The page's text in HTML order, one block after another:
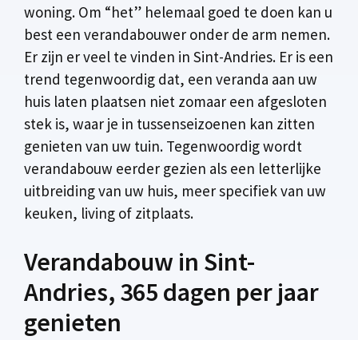
woning. Om “het” helemaal goed te doen kan u
best een verandabouwer onder de arm nemen.
Er zijn er veel te vinden in Sint-Andries. Er is een
trend tegenwoordig dat, een veranda aan uw
huis laten plaatsen niet zomaar een afgesloten
stek is, waar je in tussenseizoenen kan zitten
genieten van uw tuin. Tegenwoordig wordt
verandabouw eerder gezien als een letterlijke
uitbreiding van uw huis, meer specifiek van uw
keuken, living of zitplaats.
Verandabouw in Sint-
Andries, 365 dagen per jaar
genieten